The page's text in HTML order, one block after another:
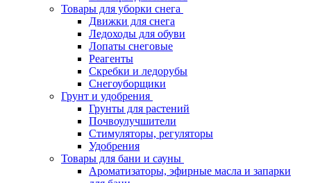
Товары для уборки снега
Движки для снега
Ледоходы для обуви
Лопаты снеговые
Реагенты
Скребки и ледорубы
Снегоуборщики
Грунт и удобрения
Грунты для растений
Почвоулучшители
Стимуляторы, регуляторы
Удобрения
Товары для бани и сауны
Ароматизаторы, эфирные масла и запарки